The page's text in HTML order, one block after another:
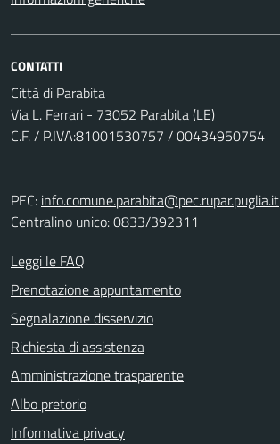
CONTATTI
Città di Parabita
Via L. Ferrari - 73052 Parabita (LE)
C.F. / P.IVA:81001530757 / 00434950754
PEC: info.comune.parabita@pec.rupar.puglia.it
Centralino unico: 0833/392311
Leggi le FAQ
Prenotazione appuntamento
Segnalazione disservizio
Richiesta di assistenza
Amministrazione trasparente
Albo pretorio
Informativa privacy